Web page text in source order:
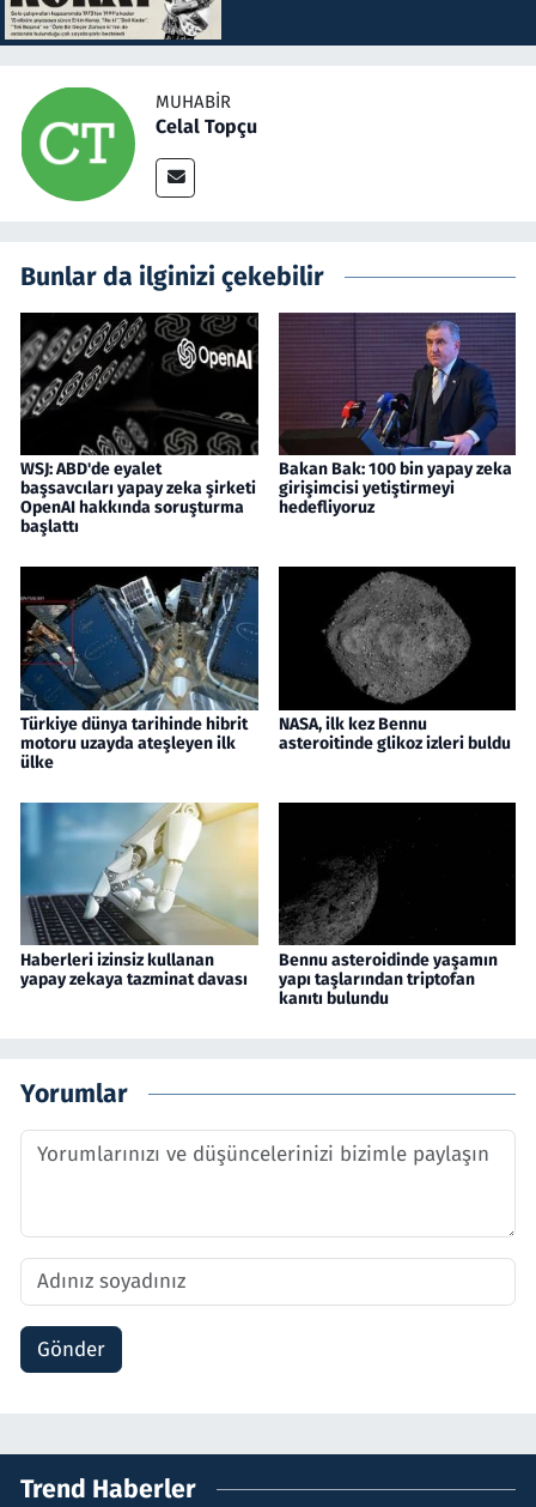
MUHABIR
Celal Topçu
Bunlar da ilginizi çekebilir
WSJ: ABD'de eyalet
başsavcıları yapay zeka şirketi
OpenAI hakkında soruşturma
başlattı
Bakan Bak: 100 bin yapay zeka
girişimcisi yetiştirmeyi
hedefliyoruz
Türkiye dünya tarihinde hibrit
motoru uzayda ateşleyen ilk
ülke
NASA, ilk kez Bennu
asteroitinde glikoz izleri buldu
Haberleri izinsiz kullanan
yapay zekaya tazminat davası
Bennu asteroidinde yaşamın
yapı taşlarından triptofan
kanıtı bulundu
Yorumlar
Gönder
Trend Haberler